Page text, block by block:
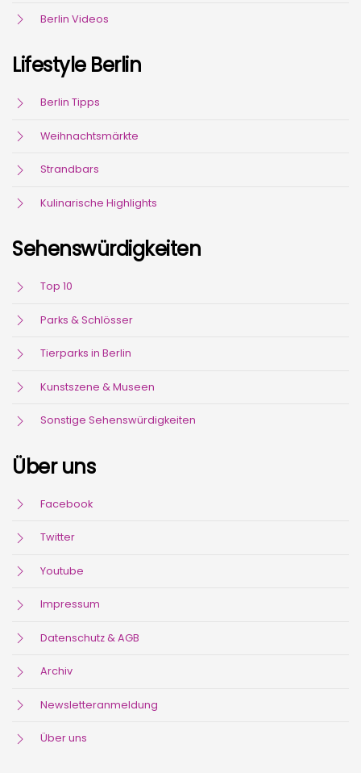
Berlin Videos
Lifestyle Berlin
Berlin Tipps
Weihnachtsmärkte
Strandbars
Kulinarische Highlights
Sehenswürdigkeiten
Top 10
Parks & Schlösser
Tierparks in Berlin
Kunstszene & Museen
Sonstige Sehenswürdigkeiten
Über uns
Facebook
Twitter
Youtube
Impressum
Datenschutz & AGB
Archiv
Newsletteranmeldung
Über uns